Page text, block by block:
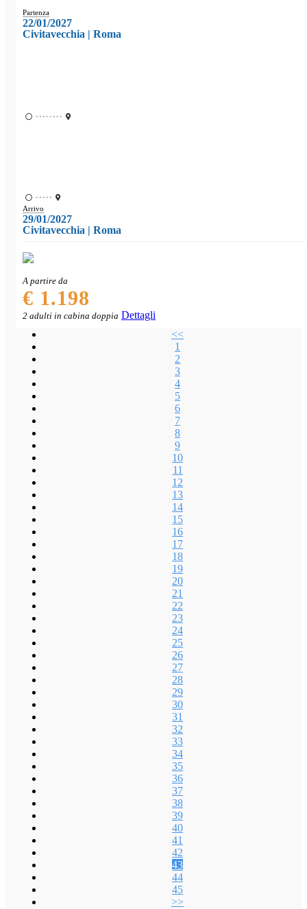
Partenza
22/01/2027
Civitavecchia | Roma
••••••••
•••••
Arrivo
29/01/2027
Civitavecchia | Roma
A partire da
€ 1.198
2 adulti in cabina doppia Dettagli
<<
1
2
3
4
5
6
7
8
9
10
11
12
13
14
15
16
17
18
19
20
21
22
23
24
25
26
27
28
29
30
31
32
33
34
35
36
37
38
39
40
41
42
43
44
45
>>